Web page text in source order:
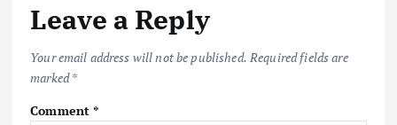
Leave a Reply
Your email address will not be published. Required fields are
marked*
Comment*